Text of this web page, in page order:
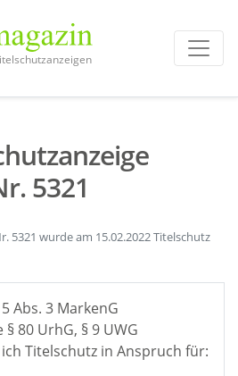
5321
5321 wurde am 15.02.2022 Titelschutz
Abs. 3 MarkenG
80 UrhG, § 9 UWG
Titelschutz in Anspruch für: